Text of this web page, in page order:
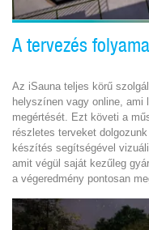
A tervezés
Az iSauna teljes körű
helyszínen vagy online, ami
megértését. Ezt követi a
részletes terveket
készítés segítségével
amit végül saját kezűleg
a végeredmény pontosan